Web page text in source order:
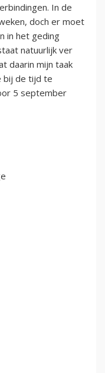
In de
doch er moet
in het geding
natuurlijk ver
daarin mijn taak
bij de tijd te
5 september